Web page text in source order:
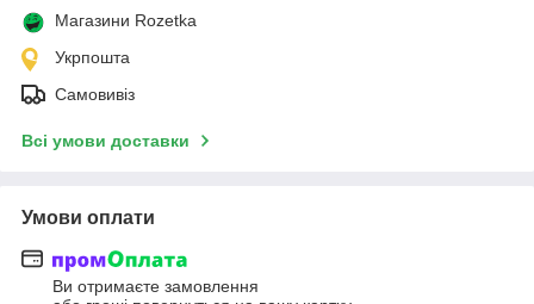
Магазини Rozetka
Укрпошта
Самовивіз
Всі умови доставки
Умови оплати
Ви отримаєте замовлення